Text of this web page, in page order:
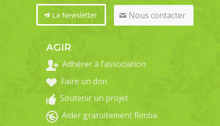
La Newsletter Nous contacter
AGIR
Adhérer à l’association
Faire un don
Soutenir un projet
Aider gratuitement Rimba